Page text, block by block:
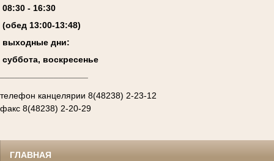
08:30 - 16:30
(обед 13:00-13:48)
выходные дни:
суббота, воскресенье
телефон канцелярии 8(48238) 2-23-12
факс 8(48238) 2-20-29
ГЛАВНАЯ